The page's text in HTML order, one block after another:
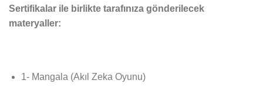
Sertifikalar ile birlikte tarafınıza gönderilecek
materyaller:
1- Mangala (Akıl Zeka Oyunu)